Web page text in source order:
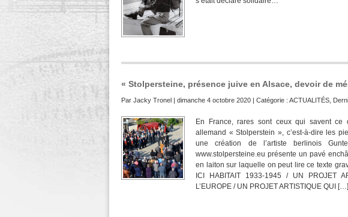
« Stolpersteine, présence juive en Alsace, devoir de
Par Jacky Tronel | dimanche 4 octobre 2020 | Catégorie : ACTUALITÉS
En France, rares sont ceux qui savent
allemand « Stolperstein », c’est-à-dire les
une création de l’artiste berlinois
www.stolpersteine.eu présente un pavé
en laiton sur laquelle on peut lire ce texte
ICI HABITAIT 1933-1945 / UN PROJET
L’EUROPE / UN PROJET ARTISTIQUE QUI […]